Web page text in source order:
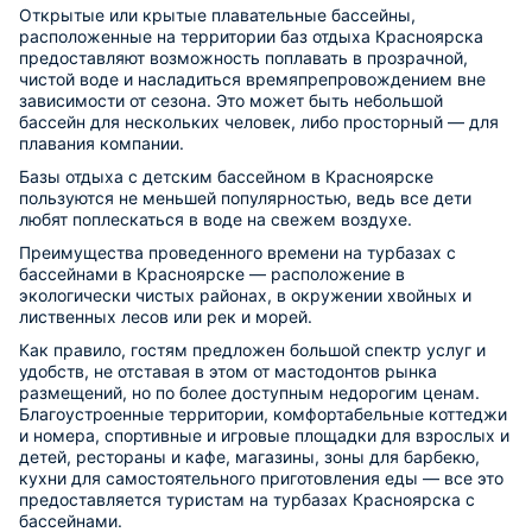
Открытые или крытые плавательные бассейны,
расположенные на территории баз отдыха Красноярска
предоставляют возможность поплавать в прозрачной,
чистой воде и насладиться времяпрепровождением вне
зависимости от сезона. Это может быть небольшой
бассейн для нескольких человек, либо просторный — для
плавания компании.
Базы отдыха с детским бассейном в Красноярске
пользуются не меньшей популярностью, ведь все дети
любят поплескаться в воде на свежем воздухе.
Преимущества проведенного времени на турбазах с
бассейнами в Красноярске — расположение в
экологически чистых районах, в окружении хвойных и
лиственных лесов или рек и морей.
Как правило, гостям предложен большой спектр услуг и
удобств, не отставая в этом от мастодонтов рынка
размещений, но по более доступным недорогим ценам.
Благоустроенные территории, комфортабельные коттеджи
и номера, спортивные и игровые площадки для взрослых и
детей, рестораны и кафе, магазины, зоны для барбекю,
кухни для самостоятельного приготовления еды — все это
предоставляется туристам на турбазах Красноярска с
бассейнами.